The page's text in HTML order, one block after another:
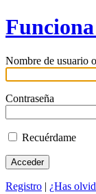
Nombre de usuario
Contraseña
Recuérdame
Registro | ¿Has